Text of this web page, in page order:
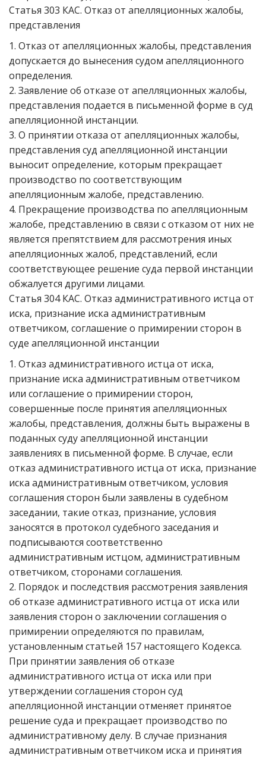
Статья 303 КАС. Отказ от апелляционных жалобы,
представления
1. Отказ от апелляционных жалобы, представления
допускается до вынесения судом апелляционного
определения.
2. Заявление об отказе от апелляционных жалобы,
представления подается в письменной форме в суд
апелляционной инстанции.
3. О принятии отказа от апелляционных жалобы,
представления суд апелляционной инстанции
выносит определение, которым прекращает
производство по соответствующим
апелляционным жалобе, представлению.
4. Прекращение производства по апелляционным
жалобе, представлению в связи с отказом от них не
является препятствием для рассмотрения иных
апелляционных жалоб, представлений, если
соответствующее решение суда первой инстанции
обжалуется другими лицами.
Статья 304 КАС. Отказ административного истца от
иска, признание иска административным
ответчиком, соглашение о примирении сторон в
суде апелляционной инстанции
1. Отказ административного истца от иска,
признание иска административным ответчиком
или соглашение о примирении сторон,
совершенные после принятия апелляционных
жалобы, представления, должны быть выражены в
поданных суду апелляционной инстанции
заявлениях в письменной форме. В случае, если
отказ административного истца от иска, признание
иска административным ответчиком, условия
соглашения сторон были заявлены в судебном
заседании, такие отказ, признание, условия
заносятся в протокол судебного заседания и
подписываются соответственно
административным истцом, административным
ответчиком, сторонами соглашения.
2. Порядок и последствия рассмотрения заявления
об отказе административного истца от иска или
заявления сторон о заключении соглашения о
примирении определяются по правилам,
установленным статьей 157 настоящего Кодекса.
При принятии заявления об отказе
административного истца от иска или при
утверждении соглашения сторон суд
апелляционной инстанции отменяет принятое
решение суда и прекращает производство по
административному делу. В случае признания
административным ответчиком иска и принятия